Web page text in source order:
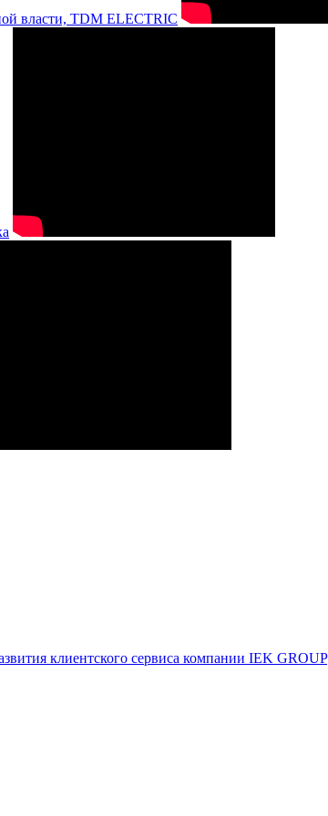
власти, TDM ELECTRIC
клиентского сервиса компании IEK GROUP